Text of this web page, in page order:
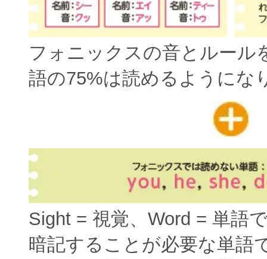
フォニックスの音とルール
語の75%は読めるようにな
Sight = 視覚、Word = 単語
暗記することが必要な単語